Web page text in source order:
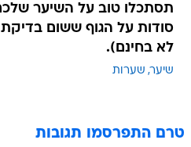
תסתכלו טוב על השיער
סודות על הגוף ששום
לא בחינם).
שיער שערות
טרם התפרסמו תגובות